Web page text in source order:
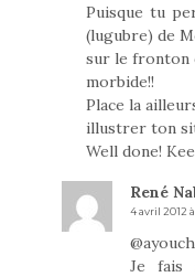
Puisque tu
(lugubre) de
sur le fronton
morbide!!
Place la
illustrer ton
Well done!
René
4 avril 2012
Je fais